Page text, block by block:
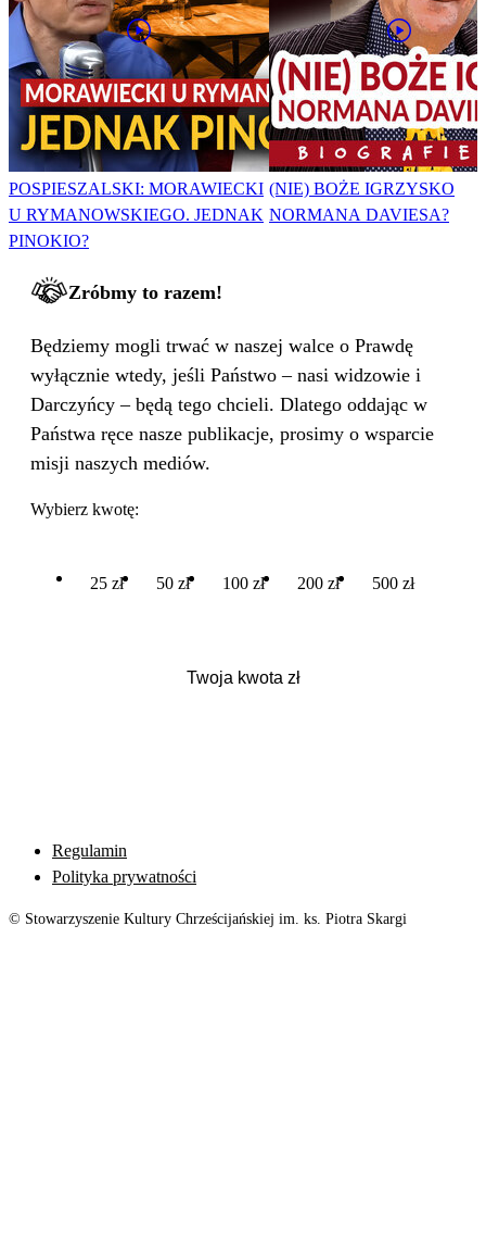
POSPIESZALSKI: MORAWIECKI
U RYMANOWSKIEGO. JEDNAK
PINOKIO?
(NIE) BOŻE IGRZYSKO
NORMANA DAVIESA?
Zróbmy to razem!
Będziemy mogli trwać w naszej walce o Prawdę
wyłącznie wtedy, jeśli Państwo – nasi widzowie i
Darczyńcy – będą tego chcieli. Dlatego oddając w
Państwa ręce nasze publikacje, prosimy o wsparcie
misji naszych mediów.
Wybierz kwotę:
25 zł 50 zł 100 zł 200 zł 500 zł
Regulamin
Polityka prywatności
© Stowarzyszenie Kultury Chrześcijańskiej im. ks. Piotra Skargi